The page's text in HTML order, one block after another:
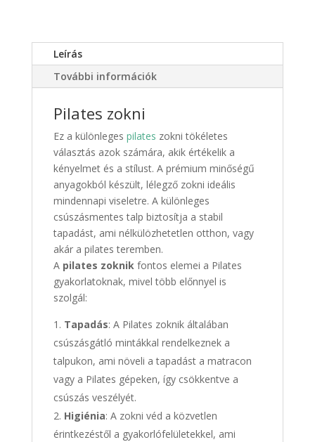
Leírás
További információk
Pilates zokni
Ez a különleges pilates zokni tökéletes
választás azok számára, akik értékelik a
kényelmet és a stílust. A prémium minőségű
anyagokból készült, lélegző zokni ideális
mindennapi viseletre. A különleges
csúszásmentes talp biztosítja a stabil
tapadást, ami nélkülözhetetlen otthon, vagy
akár a pilates teremben.
A pilates zoknikfontos elemei a Pilates
gyakorlatoknak, mivel több előnnyel is
szolgál:
Tapadás: A Pilates zoknik általában
csúszásgátló mintákkal rendelkeznek a
talpukon, ami növeli a tapadást a matracon
vagy a Pilates gépeken, így csökkentve a
csúszás veszélyét.
Higiénia: A zokni véd a közvetlen
érintkezéstől a gyakorlófelületekkel, ami